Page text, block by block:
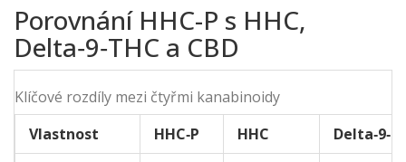
Porovnání HHC-P s HHC,
Delta‑9‑THC a CBD
Klíčové rozdíly mezi čtyřmi kanabinoidy
Vlastnost
HHC‑P HHC